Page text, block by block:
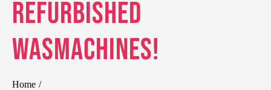
refurbished
wasmachines!
Home